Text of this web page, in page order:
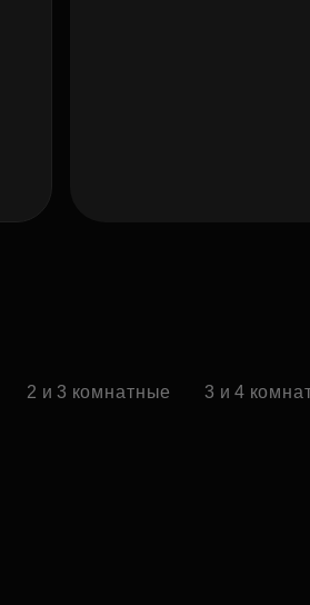
2 и 3 комнатные 3 и 4